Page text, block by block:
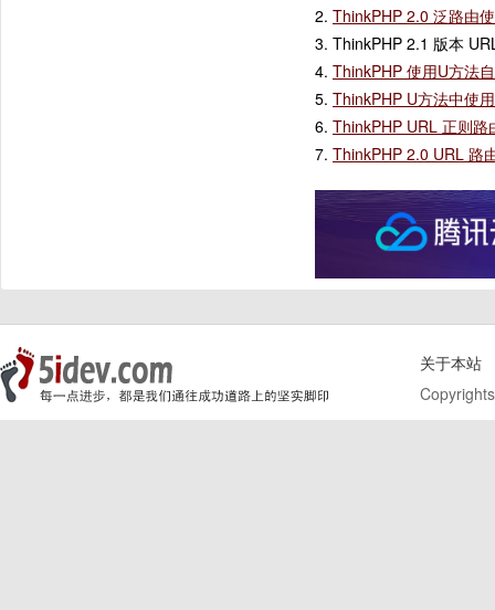
2. ThinkPHP 2.0 泛路由
3. ThinkPHP 2.1 版本
4. ThinkPHP 使用U方法
5. ThinkPHP U方法中使
6. ThinkPHP URL 正则路
7. ThinkPHP 2.0 URL 路
关于本站